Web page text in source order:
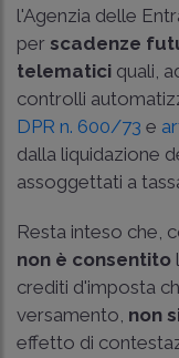
l'Agenzia delle
per scadenze
telematici quali,
controlli
DPR n. 600/73 e
dalla liquidazione
assoggettati a
Resta inteso che,
non è consentito
crediti d'imposta
versamento, non
effetto di